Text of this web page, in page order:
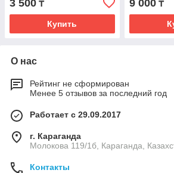
3 500 ₸
Купить
9 000₸
О нас
Рейтинг не сформирован
Менее 5 отзывов за последний год
Работает с 29.09.2017
г. Караганда
Молокова 119/1б, Караганда,
Контакты